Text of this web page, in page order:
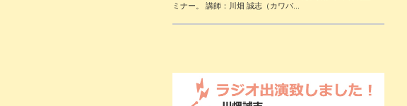
ミナー。 講師：川畑 誠志（カワバ...